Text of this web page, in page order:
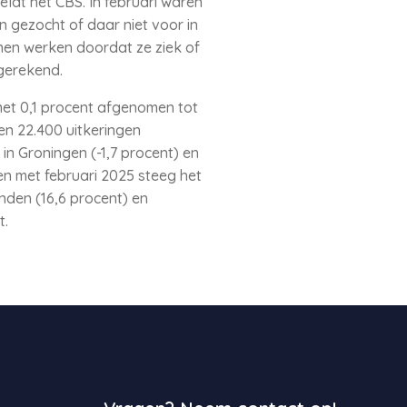
gezocht of daar niet voor in
werken doordat ze ziek of
0,1 procent afgenomen tot
22.400 uitkeringen
Groningen (-1,7 procent) en
met februari 2025 steeg het
(16,6 procent) en